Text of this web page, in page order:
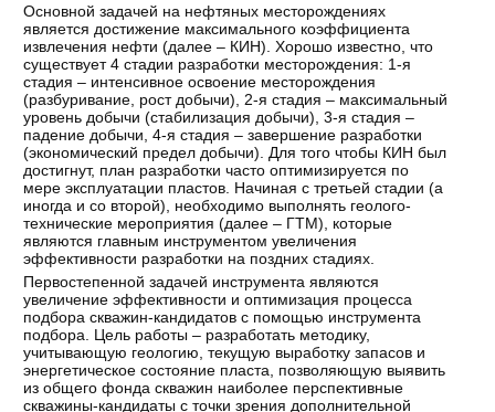
Основной задачей на нефтяных месторождениях
является достижение максимального коэффициента
извлечения нефти (далее – КИН). Хорошо известно, что
существует 4 стадии разработки месторождения: 1-я
стадия – интенсивное освоение месторождения
(разбуривание, рост добычи), 2-я стадия – максимальный
уровень добычи (стабилизация добычи), 3-я стадия –
падение добычи, 4-я стадия – завершение разработки
(экономический предел добычи). Для того чтобы КИН был
достигнут, план разработки часто оптимизируется по
мере эксплуатации пластов. Начиная с третьей стадии (а
иногда и со второй), необходимо выполнять геолого-
технические мероприятия (далее – ГТМ), которые
являются главным инструментом увеличения
эффективности разработки на поздних стадиях.
Первостепенной задачей инструмента являются
увеличение эффективности и оптимизация процесса
подбора скважин-кандидатов с помощью инструмента
подбора. Цель работы – разработать методику,
учитывающую геологию, текущую выработку запасов и
энергетическое состояние пласта, позволяющую выявить
из общего фонда скважин наиболее перспективные
скважины-кандидаты с точки зрения дополнительной